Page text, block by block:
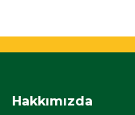
Hakkımızda